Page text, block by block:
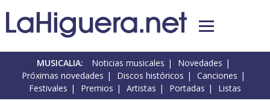
MUSICALIA: Noticias musicales
Novedades
Próximas novedades
Discos históricos
Canciones
Festivales
Premios Artistas Portadas Listas